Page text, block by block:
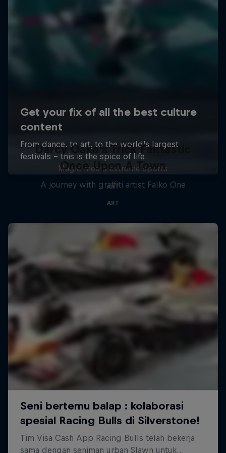
Darcy Oake's Trick Fantastic
Magic meets extreme sports
ART
Once Upon A Town
A journey with graffiti artist Falko One
ART